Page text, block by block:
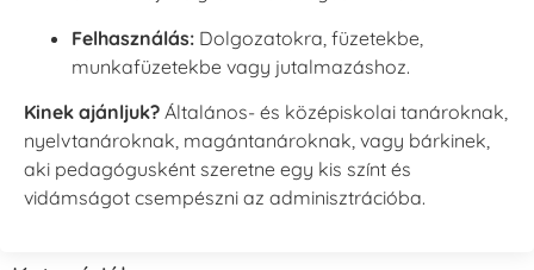
Felhasználás: Dolgozatokra, füzetekbe,
munkafüzetekbe vagy jutalmazáshoz.
Kinek ajánljuk? Általános- és középiskolai tanároknak,
nyelvtanároknak, magántanároknak, vagy bárkinek,
aki pedagógusként szeretne egy kis színt és
vidámságot csempészni az adminisztrációba.